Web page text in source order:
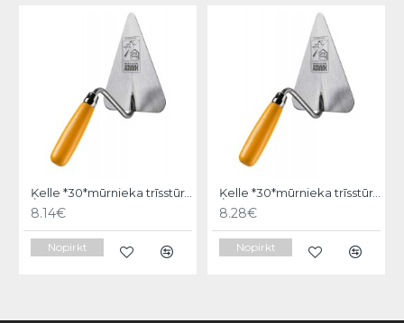
Ķelle *30*mūrnieka trīsstūra 18cm, Hardy
8.14€
Nopirkt
Ķelle *30*mūrnieka trīsstūra 20cm, Hardy
8.28€
Nopirkt